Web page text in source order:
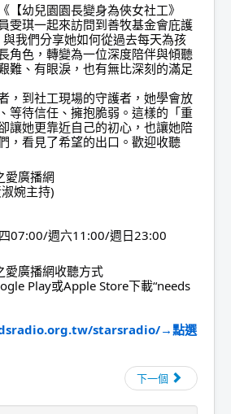
【幼兒園園長變身為俠女社工》
雯琪一起來訪問到善牧基金會庇護
我們分享她如何從過去每天為孩
角色，轉變為一位深度陪伴與傾聽
難、有眼淚，也有無比深刻的滿足
，到社工現場的守護者，她學會放
等待信任、擁抱脆弱。這樣的「重
讓她更靠近自己的初心，也讓她陪
，看見了希望的出口。歡迎收聽
愛廣播網
婉主持)
07:00/週六11:00/週日23:00
愛廣播網收聽方式
Play或Apple Store下載“needs
starsradio/→點選
下一個